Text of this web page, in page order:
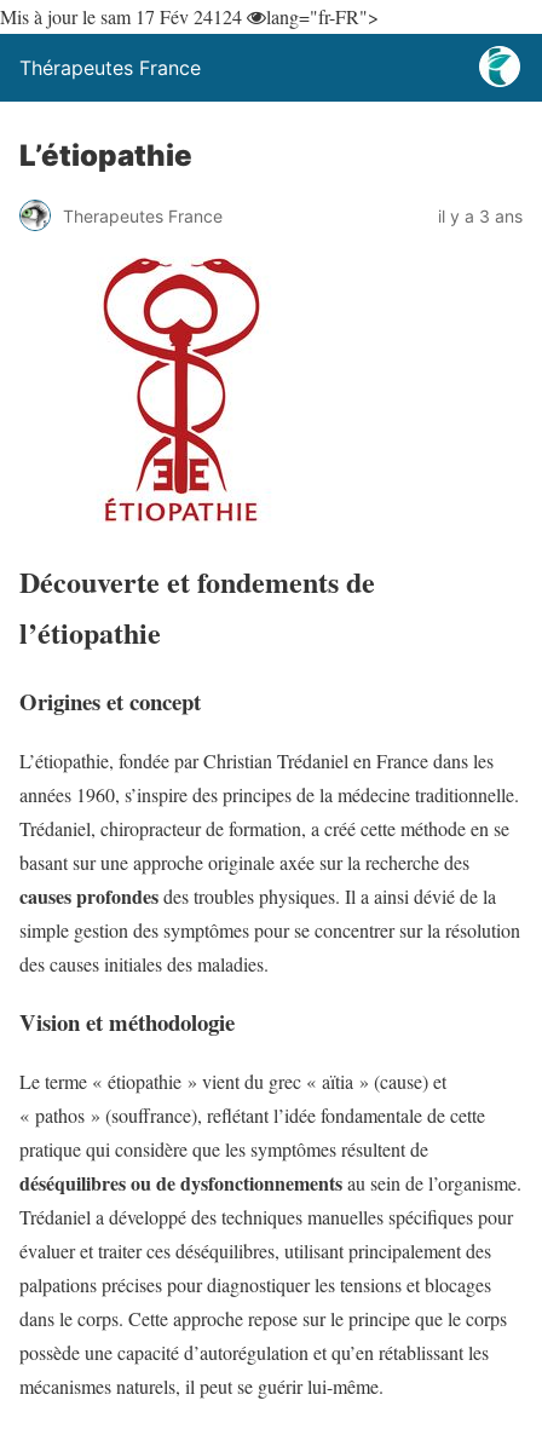
Mis à jour le sam 17 Fév 24124 lang="fr-FR">
Thérapeutes France
L’étiopathie
Therapeutes France il y a 3 ans
Découverte et fondements de
l’étiopathie
Origines et concept
L’étiopathie, fondée par Christian Trédaniel en France dans les
années 1960, s’inspire des principes de la médecine traditionnelle.
Trédaniel, chiropracteur de formation, a créé cette méthode en se
basant sur une approche originale axée sur la recherche des
causes profondesdes troubles physiques. Il a ainsi dévié de la
simple gestion des symptômes pour se concentrer sur la résolution
des causes initiales des maladies.
Vision et méthodologie
Le terme « étiopathie » vient du grec « aïtia » (cause) et
« pathos » (souffrance), reflétant l’idée fondamentale de cette
pratique qui considère que les symptômes résultent de
déséquilibres ou de dysfonctionnementsau sein de l’organisme.
Trédaniel a développé des techniques manuelles spécifiques pour
évaluer et traiter ces déséquilibres, utilisant principalement des
palpations précises pour diagnostiquer les tensions et blocages
dans le corps. Cette approche repose sur le principe que le corps
possède une capacité d’autorégulation et qu’en rétablissant les
mécanismes naturels, il peut se guérir lui-même.